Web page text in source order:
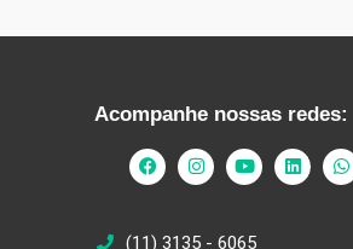
Acompanhe nossas redes:
(11) 3135 - 6065